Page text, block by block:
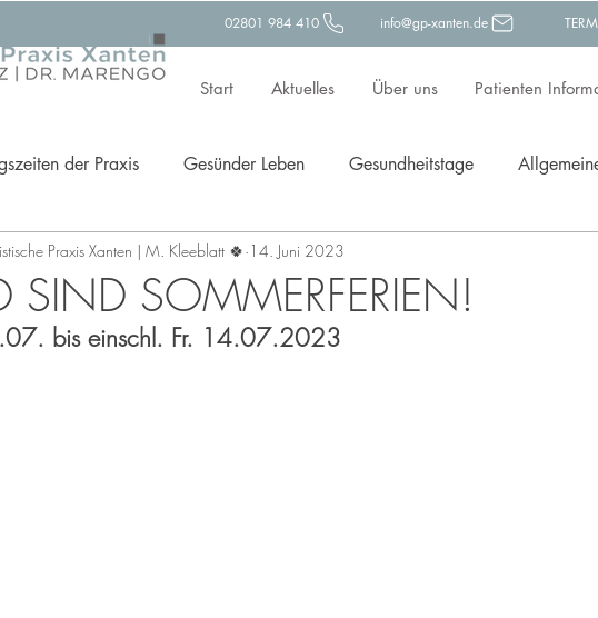
02801 984 410 info@gp-xanten.de
Start Aktuelles Über uns Patienten
der Praxis Gesünder Leben Gesundheitstage
Prävention
SIND SOMMERFERIEN!
Praxis Xanten | M. Kleeblatt 🍀 14. Juni 2023
bis einschl. Fr. 14.07.2023